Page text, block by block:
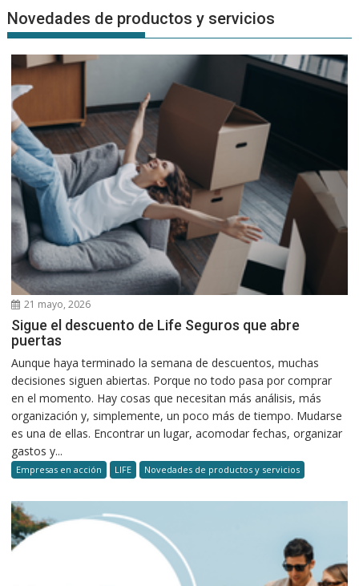
Novedades de productos y servicios
21 mayo, 2026
Sigue el descuento de Life Seguros que abre
puertas
Aunque haya terminado la semana de descuentos, muchas
decisiones siguen abiertas. Porque no todo pasa por comprar
en el momento. Hay cosas que necesitan más análisis, más
organización y, simplemente, un poco más de tiempo. Mudarse
es una de ellas. Encontrar un lugar, acomodar fechas, organizar
gastos y...
Empresas en acción LIFE Novedades de productos y servicios